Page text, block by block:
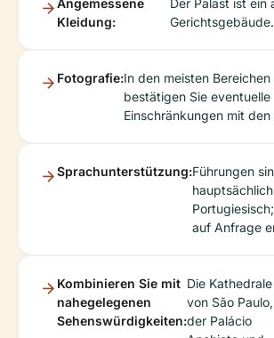
Kleidung:
Gerichtsgebäude.
Fotografie:In den meisten
bestätigen Sie eventuelle
Einschränkungen mit den
Sprachunterstützung:Führungen
auf Anfrage
Kombinieren Sie mit
nahegelegenen
Sehenswürdigkeiten:
Die Kathedrale
von São Paulo,
der Palácio